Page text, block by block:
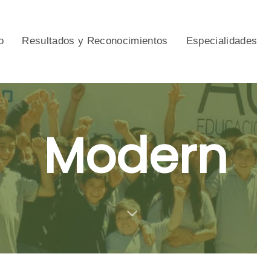
Resultados y Reconocimientos Especialidades
Modern